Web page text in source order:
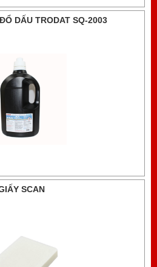
DẤU TRODAT SQ-2003
SCAN